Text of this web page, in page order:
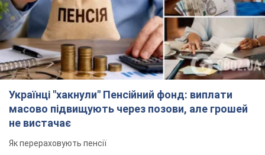
не вистачає
Як перераховують пенсії
5 часов назад
ВАКС обрав запобіжний захід експосолці
України у США Стефанішиній: що відомо про
справу
Суд не повністю задовольнив клопотання прокуратури
час назад 3,7 т.